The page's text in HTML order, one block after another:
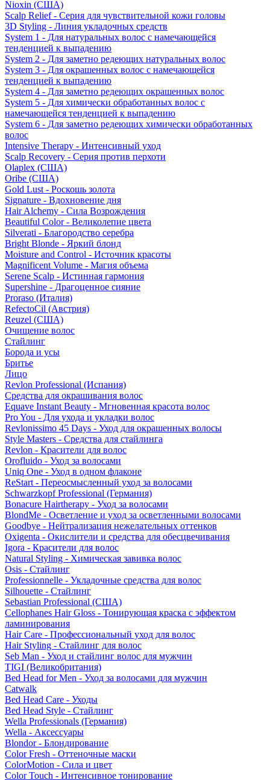
Nioxin (США)
Scalp Relief - Серия для чувствительной кожи головы
3D Styling - Линия укладочных средств
System 1 - Для натуральных волос с намечающейся
тенденцией к выпадению
System 2 - Для заметно редеющих натуральных волос
System 3 - Для окрашенных волос с намечающейся
тенденцией к выпадению
System 4 - Для заметно редеющих окрашенных волос
System 5 - Для химически обработанных волос с
намечающейся тенденцией к выпадению
System 6 - Для заметно редеющих химически обработанных
волос
Intensive Therapy - Интенсивный уход
Scalp Recovery - Серия против перхоти
Olaplex (США)
Oribe (США)
Gold Lust - Роскошь золота
Signature - Вдохновение дня
Hair Alchemy - Сила Возрождения
Beautiful Color - Великолепие цвета
Silverati - Благородство серебра
Bright Blonde - Яркий блонд
Moisture and Control - Источник красоты
Magnificent Volume - Магия объема
Serene Scalp - Истинная гармония
Supershine - Драгоценное сияние
Proraso (Италия)
RefectoCil (Австрия)
Reuzel (США)
Очищение волос
Стайлинг
Борода и усы
Бритье
Лицо
Revlon Professional (Испания)
Средства для окрашивания волос
Equave Instant Beauty - Мгновенная красота волос
Pro You - Для ухода и укладки волос
Revlonissimo 45 Days - Уход для окрашенных волосы
Style Masters - Средства для стайлинга
Revlon - Красители для волос
Orofluido - Уход за волосами
Uniq One - Уход в одном флаконе
ReStart - Переосмысленный уход за волосами
Schwarzkopf Professional (Германия)
Bonacure Hairtherapy - Уход за волосами
BlondMe - Осветление и уход за осветленными волосами
Goodbye - Нейтрализация нежелательных оттенков
Oxigenta - Окислители и средства для обесцвечивания
Igora - Красители для волос
Natural Styling - Химическая завивка волос
Osis - Стайлинг
Professionnelle - Укладочные средства для волос
Silhouette - Стайлинг
Sebastian Professional (США)
Cellophanes Hair Gloss - Тонирующая краска с эффектом
ламинирования
Hair Care - Профессиональный уход для волос
Hair Styling - Стайлинг для волос
Seb Man - Уход и стайлинг волос для мужчин
TIGI (Великобритания)
Bed Head for Men - Уход за волосами для мужчин
Catwalk
Bed Head Care - Уходы
Bed Head Style - Стайлинг
Wella Professionals (Германия)
Wella - Аксессуары
Blondor - Блондирование
Color Fresh - Оттеночные маски
ColorMotion - Сила и цвет
Color Touch - Интенсивное тонирование